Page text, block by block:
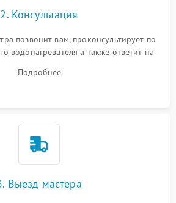
2. Консультация
позвонит вам, проконсультирует по
водонагревателя а также ответит на
Подробнее
Выезд мастера